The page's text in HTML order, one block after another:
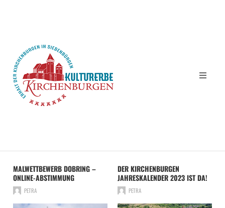
MALWETTBEWERB DOBRING –
ONLINE-ABSTIMMUNG
PETRA
DER KIRCHENBURGEN
JAHRESKALENDER 2023 IST DA!
PETRA